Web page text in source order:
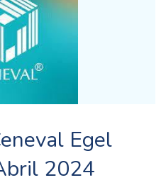
Egel
2024